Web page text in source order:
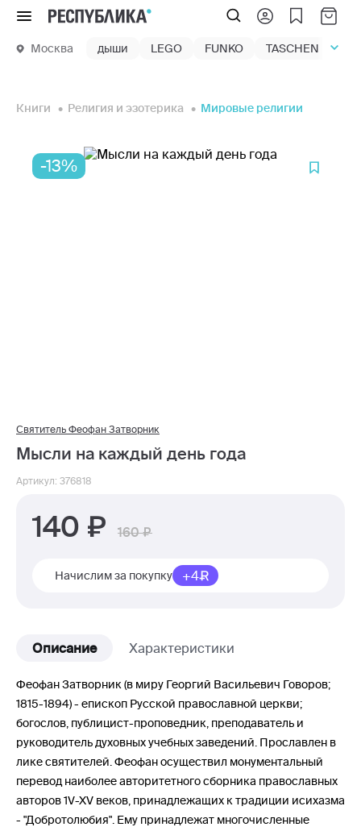
Меню
Москва дыши LEGO FUNKO TASCHEN
Книги Религия и эзотерика Мировые религии
-13%
Святитель Феофан Затворник
Мысли на каждый день года
Артикул: 376818
140 160
Начислим за покупку +4
Описание Характеристики
Феофан Затворник (в миру Георгий Васильевич Говоров;
1815-1894) - епископ Русской православной церкви;
богослов, публицист-проповедник, преподаватель и
руководитель духовных учебных заведений. Прославлен в
лике святителей. Феофан осуществил монументальный
перевод наиболее авторитетного сборника православных
авторов 1V-XV веков, принадлежащих к традиции исихазма
- "Добротолюбия". Ему принадлежат многочисленные